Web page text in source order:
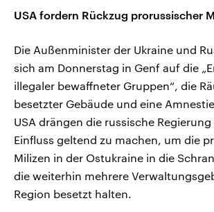
USA fordern Rückzug prorussischer
Die Außenminister der Ukraine und
sich am Donnerstag in Genf auf die
illegaler bewaffneter Gruppen“, die
besetzter Gebäude und eine
USA drängen die russische
Einfluss geltend zu machen, um die
Milizen in der Ostukraine in die
die weiterhin mehrere
Region besetzt halten.